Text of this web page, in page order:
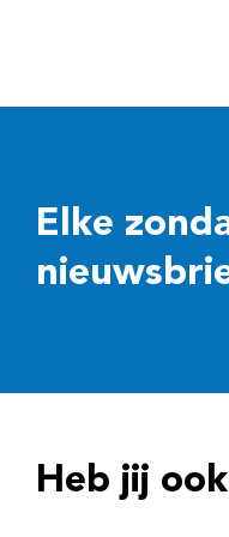
Elke
Heb jij